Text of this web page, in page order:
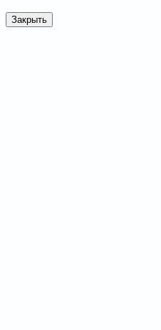
Закрыть